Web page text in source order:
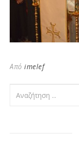
Από imelef